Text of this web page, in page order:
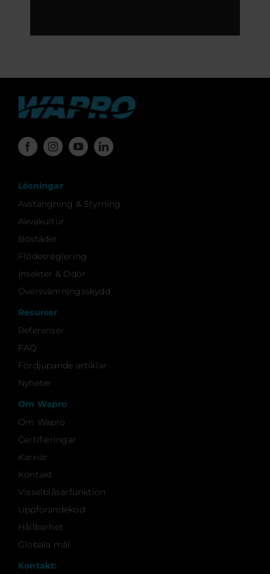
Kontakt:
Lösningar
Avstängning & Styrning
Akvakultur
Bostäder
Flödesreglering
Insekter & Odör
Översvämningsskydd
Resurser
Referenser
FAQ
Fördjupande artiklar
Nyheter
Om Wapro
Om Wapro
Certifieringar
Karriär
Kontakt
Visselblåsarfunktion
Uppförandekod
Hållbarhet
Globala mål